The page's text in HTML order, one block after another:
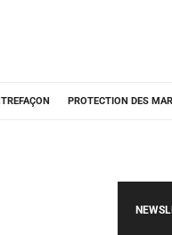
PROTECTION DES